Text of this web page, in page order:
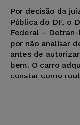
Por decisão da
Pública do DF, o
Federal –
por não analisar
antes de
bem. O carro
constar como